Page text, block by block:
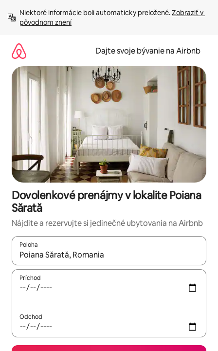
obsah.
Niektoré informácie boli automaticky preložené. Zobraziť v
pôvodnom znení
Dajte svoje bývanie na Airbnb
Dovolenkové prenájmy v lokalite Poiana
Sărată
Nájdite a rezervujte si jedinečné ubytovania na Airbnb
Poloha
Keď budú výsledky k dispozícii, môžete si ich prechádzať
Príchod
Odchod